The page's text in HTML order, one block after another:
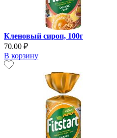
Кленовый сироп, 100г
70.00 ₽
В корзину